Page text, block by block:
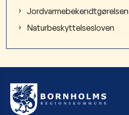
Jordvarmebekendtgørelsen
Naturbeskyttelsesloven